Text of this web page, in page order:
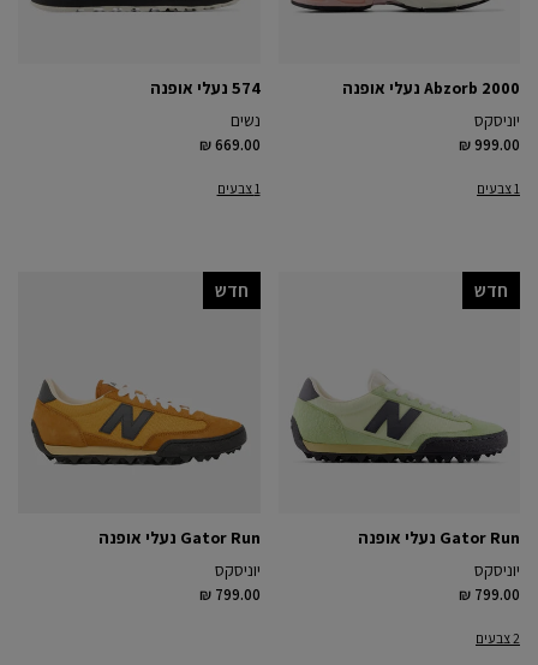
Abzorb 2000 נעלי אופנה
יוניסקס
₪ 999.00
1 צבעים
574 נעלי אופנה
נשים
₪ 669.00
1 צבעים
Gator Run נעלי אופנה
יוניסקס
₪ 799.00
2 צבעים
חדש
Gator Run נעלי אופנה
יוניסקס
₪ 799.00
חדש